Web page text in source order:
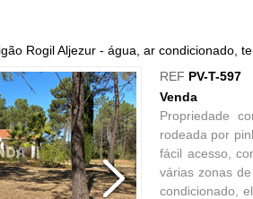
Rogil Aljezur - água, ar condicionado,
REF PV-T-597
Venda
Propriedade
rodeada por
fácil acesso,
várias zonas
condicionado,